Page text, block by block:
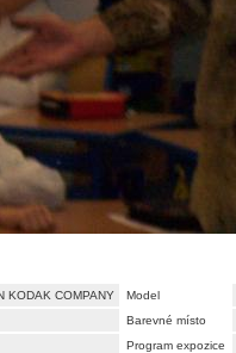
KODAK COMPANY Model
Barevné místo
Program expozice